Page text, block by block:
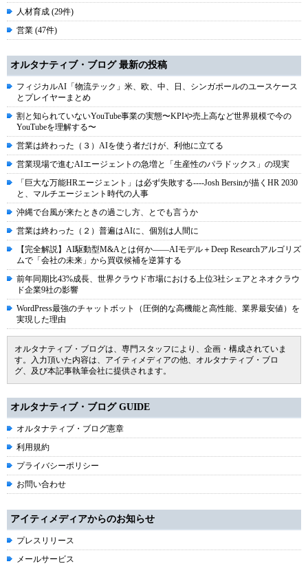
人材育成 (29件)
営業 (47件)
オルタナティブ・ブログ 最新の投稿
フィジカルAI「物流テック」米、欧、中、日、シンガポールのユースケース
とプレイヤーまとめ
割と知られていないYouTube事業の実態〜KPIや売上高など世界規模で今の
YouTubeを理解する〜
営業は終わった（３）AIを使う者だけが、利他に立てる
営業現場で進むAIエージェントの急増と「生産性のパラドックス」の現実
「巨大な万能HRエージェント」は必ず失敗する----Josh Bersinが描くHR 2030
と、マルチエージェント時代の人事
沖縄で台風が来たときの過ごし方、とでも言うか
営業は終わった（２）普遍はAIに、個別は人間に
【完全解説】AI駆動型M&Aとは何か――AIモデル＋Deep Researchアルゴリズ
ムで「会社の未来」から買収候補を逆算する
前年同期比43%成長、世界クラウド市場における上位3社シェアとネオクラウ
ド企業9社の影響
WordPress最強のチャットボット（圧倒的な高機能と高性能、業界最安値）を
実現した理由
オルタナティブ・ブログは、専門スタッフにより、企画・構成されていま
す。入力頂いた内容は、アイティメディアの他、オルタナティブ・ブロ
グ、及び本記事執筆会社に提供されます。
オルタナティブ・ブログ GUIDE
オルタナティブ・ブログ憲章
利用規約
プライバシーポリシー
お問い合わせ
アイティメディアからのお知らせ
プレスリリース
メールサービス